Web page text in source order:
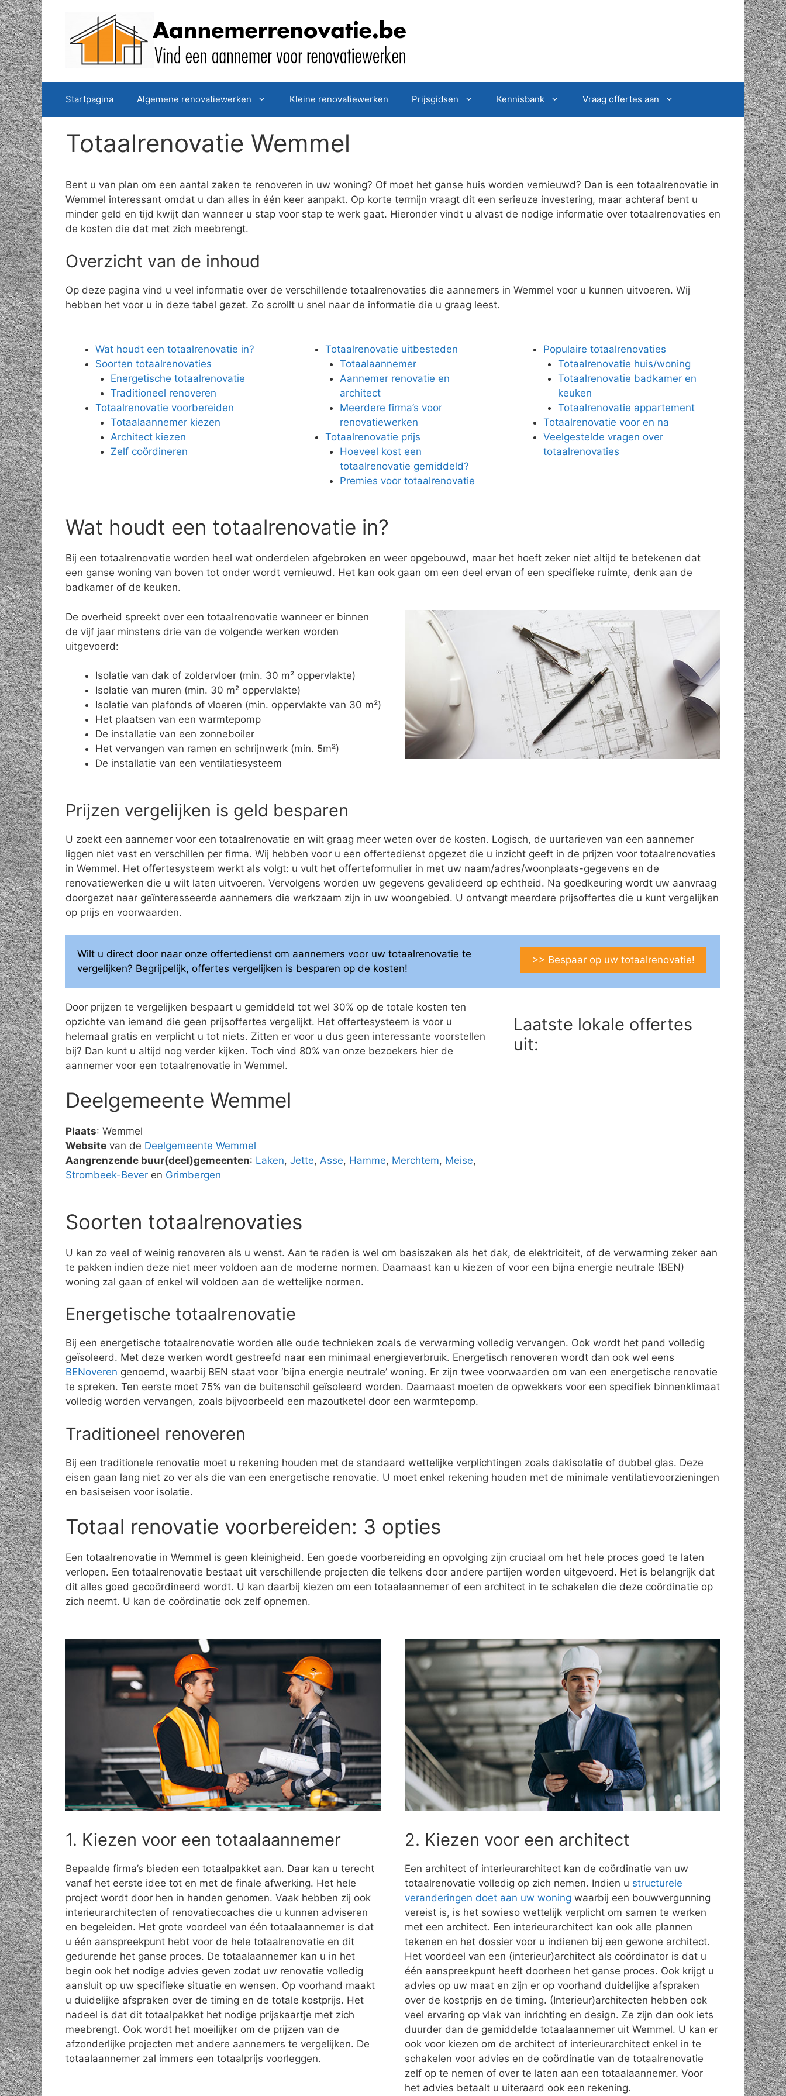
Spring
naar
de
inhoud
Startpagina Algemene renovatiewerken Kleine renovatiewerken Prijsgidsen Kennisbank Vraag offertes aan
Totaalrenovatie Wemmel
Bent u van plan om een aantal zaken te renoveren in uw woning? Of moet het ganse huis worden vernieuwd? Dan is een totaalrenovatie in
Wemmel interessant omdat u dan alles in één keer aanpakt. Op korte termijn vraagt dit een serieuze investering, maar achteraf bent u
minder geld en tijd kwijt dan wanneer u stap voor stap te werk gaat. Hieronder vindt u alvast de nodige informatie over totaalrenovaties en
de kosten die dat met zich meebrengt.
Overzicht van de inhoud
Op deze pagina vind u veel informatie over de verschillende totaalrenovaties die aannemers in Wemmel voor u kunnen uitvoeren. Wij
hebben het voor u in deze tabel gezet. Zo scrollt u snel naar de informatie die u graag leest.
Wat houdt een totaalrenovatie in?
Soorten totaalrenovaties
Energetische totaalrenovatie
Traditioneel renoveren
Totaalrenovatie voorbereiden
Totaalaannemer kiezen
Architect kiezen
Zelf coördineren
Totaalrenovatie uitbesteden
Totaalaannemer
Aannemer renovatie en
architect
Meerdere firma’s voor
renovatiewerken
Totaalrenovatie prijs
Hoeveel kost een
totaalrenovatie gemiddeld?
Premies voor totaalrenovatie
Populaire totaalrenovaties
Totaalrenovatie huis/woning
Totaalrenovatie badkamer en
keuken
Totaalrenovatie appartement
Totaalrenovatie voor en na
Veelgestelde vragen over
totaalrenovaties
Wat houdt een totaalrenovatie in?
Bij een totaalrenovatie worden heel wat onderdelen afgebroken en weer opgebouwd, maar het hoeft zeker niet altijd te betekenen dat
een ganse woning van boven tot onder wordt vernieuwd. Het kan ook gaan om een deel ervan of een specifieke ruimte, denk aan de
badkamer of de keuken.
De overheid spreekt over een totaalrenovatie wanneer er binnen
de vijf jaar minstens drie van de volgende werken worden
uitgevoerd:
Isolatie van dak of zoldervloer (min. 30 m² oppervlakte)
Isolatie van muren (min. 30 m² oppervlakte)
Isolatie van plafonds of vloeren (min. oppervlakte van 30 m²)
Het plaatsen van een warmtepomp
De installatie van een zonneboiler
Het vervangen van ramen en schrijnwerk (min. 5m²)
De installatie van een ventilatiesysteem
Prijzen vergelijken is geld besparen
U zoekt een aannemer voor een totaalrenovatie en wilt graag meer weten over de kosten. Logisch, de uurtarieven van een aannemer
liggen niet vast en verschillen per firma. Wij hebben voor u een offertedienst opgezet die u inzicht geeft in de prijzen voor totaalrenovaties
in Wemmel. Het offertesysteem werkt als volgt: u vult het offerteformulier in met uw naam/adres/woonplaats-gegevens en de
renovatiewerken die u wilt laten uitvoeren. Vervolgens worden uw gegevens gevalideerd op echtheid. Na goedkeuring wordt uw aanvraag
doorgezet naar geïnteresseerde aannemers die werkzaam zijn in uw woongebied. U ontvangt meerdere prijsoffertes die u kunt vergelijken
op prijs en voorwaarden.
Wilt u direct door naar onze offertedienst om aannemers voor uw totaalrenovatie te
vergelijken? Begrijpelijk, offertes vergelijken is besparen op de kosten!
>> Bespaar op uw totaalrenovatie!
Door prijzen te vergelijken bespaart u gemiddeld tot wel 30% op de totale kosten ten
opzichte van iemand die geen prijsoffertes vergelijkt. Het offertesysteem is voor u
helemaal gratis en verplicht u tot niets. Zitten er voor u dus geen interessante voorstellen
bij? Dan kunt u altijd nog verder kijken. Toch vind 80% van onze bezoekers hier de
aannemer voor een totaalrenovatie in Wemmel.
Deelgemeente Wemmel
Plaats: Wemmel
Website van de Deelgemeente Wemmel
Aangrenzende buur(deel)gemeenten: Laken, Jette, Asse, Hamme, Merchtem, Meise,
Strombeek-Bever en Grimbergen
Laatste lokale offertes
uit:
Soorten totaalrenovaties
U kan zo veel of weinig renoveren als u wenst. Aan te raden is wel om basiszaken als het dak, de elektriciteit, of de verwarming zeker aan
te pakken indien deze niet meer voldoen aan de moderne normen. Daarnaast kan u kiezen of voor een bijna energie neutrale (BEN)
woning zal gaan of enkel wil voldoen aan de wettelijke normen.
Energetische totaalrenovatie
Bij een energetische totaalrenovatie worden alle oude technieken zoals de verwarming volledig vervangen. Ook wordt het pand volledig
geïsoleerd. Met deze werken wordt gestreefd naar een minimaal energieverbruik. Energetisch renoveren wordt dan ook wel eens
BENoveren genoemd, waarbij BEN staat voor ‘bijna energie neutrale’ woning. Er zijn twee voorwaarden om van een energetische renovatie
te spreken. Ten eerste moet 75% van de buitenschil geïsoleerd worden. Daarnaast moeten de opwekkers voor een specifiek binnenklimaat
volledig worden vervangen, zoals bijvoorbeeld een mazoutketel door een warmtepomp.
Traditioneel renoveren
Bij een traditionele renovatie moet u rekening houden met de standaard wettelijke verplichtingen zoals dakisolatie of dubbel glas. Deze
eisen gaan lang niet zo ver als die van een energetische renovatie. U moet enkel rekening houden met de minimale ventilatievoorzieningen
en basiseisen voor isolatie.
Totaal renovatie voorbereiden: 3 opties
Een totaalrenovatie in Wemmel is geen kleinigheid. Een goede voorbereiding en opvolging zijn cruciaal om het hele proces goed te laten
verlopen. Een totaalrenovatie bestaat uit verschillende projecten die telkens door andere partijen worden uitgevoerd. Het is belangrijk dat
dit alles goed gecoördineerd wordt. U kan daarbij kiezen om een totaalaannemer of een architect in te schakelen die deze coördinatie op
zich neemt. U kan de coördinatie ook zelf opnemen.
1. Kiezen voor een totaalaannemer
Bepaalde firma’s bieden een totaalpakket aan. Daar kan u terecht
vanaf het eerste idee tot en met de finale afwerking. Het hele
project wordt door hen in handen genomen. Vaak hebben zij ook
interieurarchitecten of renovatiecoaches die u kunnen adviseren
en begeleiden. Het grote voordeel van één totaalaannemer is dat
u één aanspreekpunt hebt voor de hele totaalrenovatie en dit
gedurende het ganse proces. De totaalaannemer kan u in het
begin ook het nodige advies geven zodat uw renovatie volledig
aansluit op uw specifieke situatie en wensen. Op voorhand maakt
u duidelijke afspraken over de timing en de totale kostprijs. Het
nadeel is dat dit totaalpakket het nodige prijskaartje met zich
meebrengt. Ook wordt het moeilijker om de prijzen van de
afzonderlijke projecten met andere aannemers te vergelijken. De
totaalaannemer zal immers een totaalprijs voorleggen.
2. Kiezen voor een architect
Een architect of interieurarchitect kan de coördinatie van uw
totaalrenovatie volledig op zich nemen. Indien u structurele
veranderingen doet aan uw woning waarbij een bouwvergunning
vereist is, is het sowieso wettelijk verplicht om samen te werken
met een architect. Een interieurarchitect kan ook alle plannen
tekenen en het dossier voor u indienen bij een gewone architect.
Het voordeel van een (interieur)architect als coördinator is dat u
één aanspreekpunt heeft doorheen het ganse proces. Ook krijgt u
advies op uw maat en zijn er op voorhand duidelijke afspraken
over de kostprijs en de timing. (Interieur)architecten hebben ook
veel ervaring op vlak van inrichting en design. Ze zijn dan ook iets
duurder dan de gemiddelde totaalaannemer uit Wemmel. U kan er
ook voor kiezen om de architect of interieurarchitect enkel in te
schakelen voor advies en de coördinatie van de totaalrenovatie
zelf op te nemen of over te laten aan een totaalaannemer. Voor
het advies betaalt u uiteraard ook een rekening.